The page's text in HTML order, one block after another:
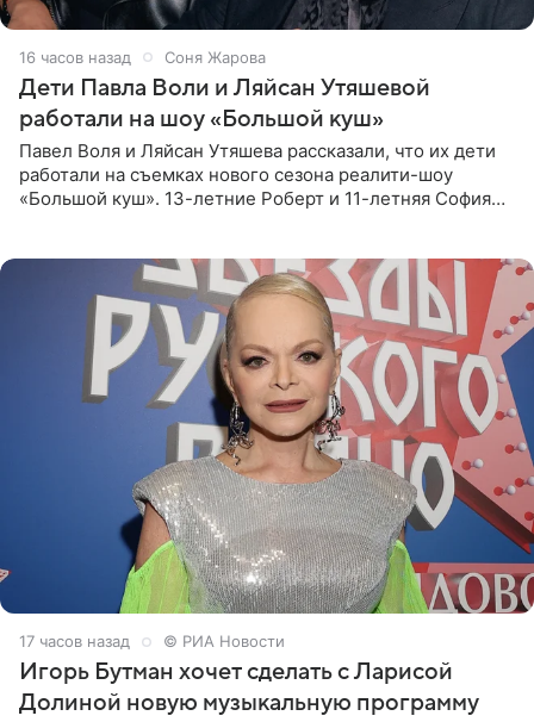
16 часов назад Соня Жарова
Дети Павла Воли и Ляйсан Утяшевой
работали на шоу «Большой куш»
Павел Воля и Ляйсан Утяшева рассказали, что их дети
работали на съемках нового сезона реалити-шоу
«Большой куш». 13-летние Роберт и 11-летняя София
17 часов назад © РИА Новости
Игорь Бутман хочет сделать с Ларисой
Долиной новую музыкальную программу